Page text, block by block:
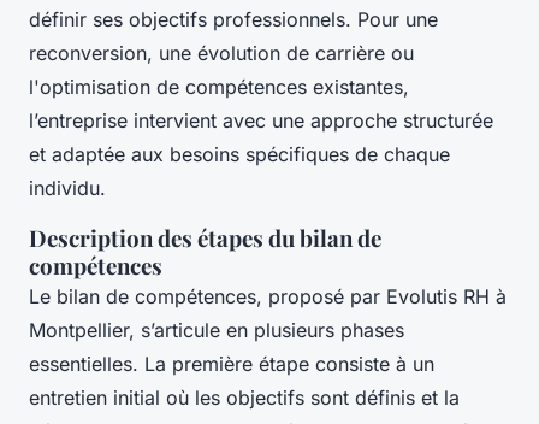
définir ses objectifs professionnels. Pour une
reconversion, une évolution de carrière ou
l'optimisation de compétences existantes,
l’entreprise intervient avec une approche structurée
et adaptée aux besoins spécifiques de chaque
individu.
Description des étapes du bilan de
compétences
Le bilan de compétences, proposé par Evolutis RH à
Montpellier, s’articule en plusieurs phases
essentielles. La première étape consiste à un
entretien initial où les objectifs sont définis et la